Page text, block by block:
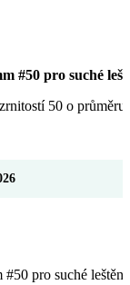
#50 pro suché
50 o
pro suché